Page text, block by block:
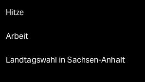
Hitze
Arbeit
Landtagswahl in Sachsen-Anhalt